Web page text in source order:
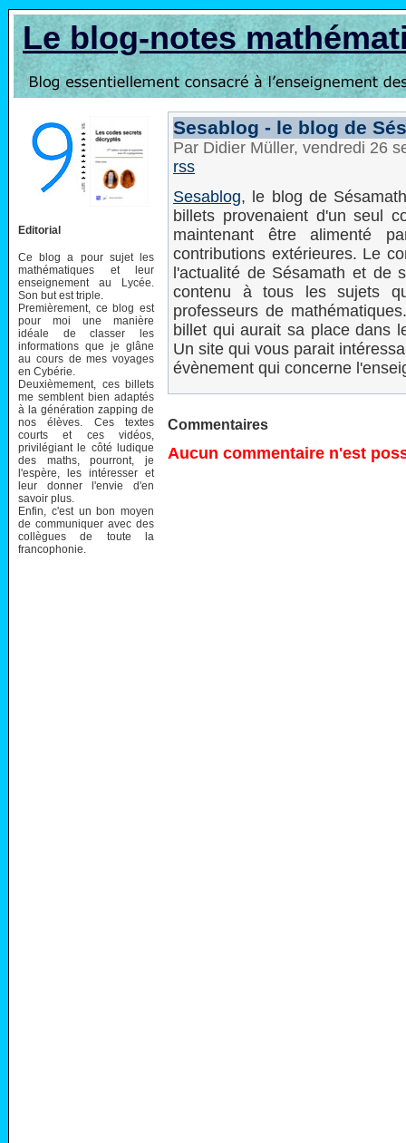
Le blog-notes
Editorial
Ce blog a pour sujet les
mathématiques et leur
enseignement au Lycée.
Son but est triple.
Premièrement, ce blog est
pour moi une manière
idéale de classer les
informations que je glâne
au cours de mes voyages
en Cybérie.
Deuxièmement, ces billets
me semblent bien adaptés
à la génération zapping de
nos élèves. Ces textes
courts et ces vidéos,
privilégiant le côté ludique
des maths, pourront, je
l'espère, les intéresser et
leur donner l'envie d'en
savoir plus.
Enfin, c'est un bon moyen
de communiquer avec des
collègues de toute la
francophonie.
Sesablog - le blog de
Par Didier Müller, vendredi 26
rss
Sesablog, le blog de
billets provenaient d'un seul
maintenant être alimenté
contributions extérieures. Le
l'actualité de Sésamath et de
contenu à tous les sujets
professeurs de
billet qui aurait sa place dans
Un site qui vous parait
évènement qui concerne
Commentaires
Aucun commentaire n'est